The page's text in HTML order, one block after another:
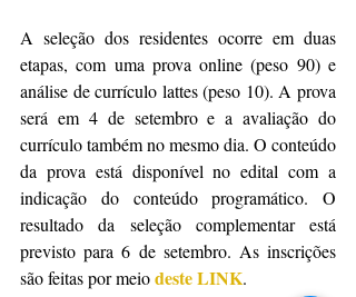
A seleção dos residentes ocorre em duas
etapas, com uma prova online (peso 90) e
análise de currículo lattes (peso 10). A prova
será em 4 de setembro e a avaliação do
currículo também no mesmo dia. O conteúdo
da prova está disponível no edital com a
indicação do conteúdo programático. O
resultado da seleção complementar está
previsto para 6 de setembro. As inscrições
são feitas por meio deste LINK.